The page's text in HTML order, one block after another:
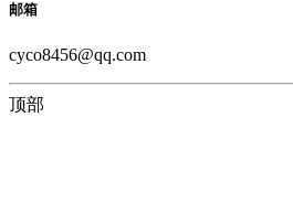
邮箱
cyco8456@qq.com
顶部